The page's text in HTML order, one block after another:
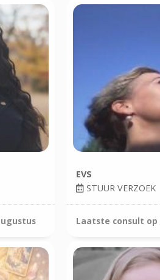
EVS
STUUR VERZOEK
Laatste consult op